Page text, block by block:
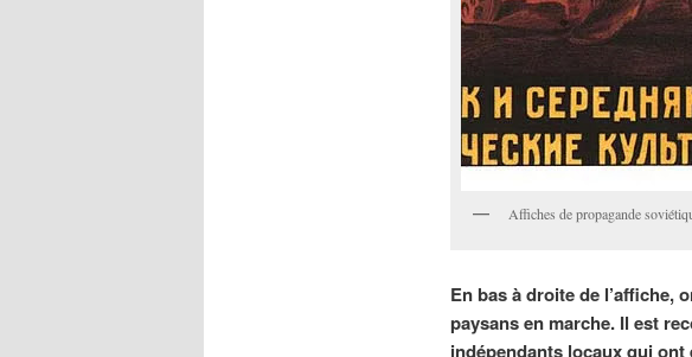
Affiches de propagande
En bas à droite de l’affiche,
paysans en marche. Il est
indépendants locaux qui